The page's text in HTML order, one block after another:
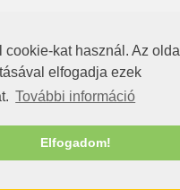
cookie-kat használ. Az oldal
elfogadja ezek
További információ
Elfogadom!